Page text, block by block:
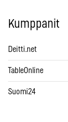
Kumppanit
Deitti.net
TableOnline
Suomi24